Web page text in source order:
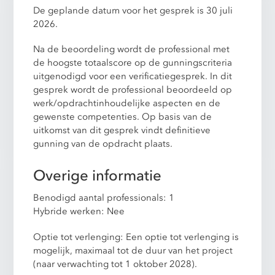
De geplande datum voor het gesprek is 30 juli
2026.
Na de beoordeling wordt de professional met
de hoogste totaalscore op de gunningscriteria
uitgenodigd voor een verificatiegesprek. In dit
gesprek wordt de professional beoordeeld op
werk/opdrachtinhoudelijke aspecten en de
gewenste competenties. Op basis van de
uitkomst van dit gesprek vindt definitieve
gunning van de opdracht plaats.
Overige informatie
Benodigd aantal professionals: 1
Hybride werken: Nee
Optie tot verlenging: Een optie tot verlenging is
mogelijk, maximaal tot de duur van het project
(naar verwachting tot 1 oktober 2028).